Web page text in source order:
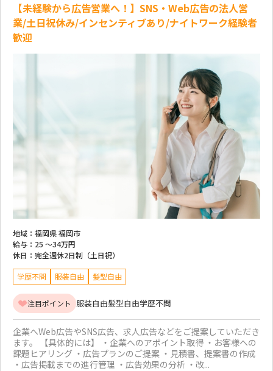
【未経験から広告営業へ！】SNS・Web広告の法人営
業/土日祝休み/インセンティブあり/ナイトワーク経験者
歓迎
地域： 福岡県 福岡市
給与： 25 ～34万円
休日： 完全週休2日制（土日祝）
学歴不問 服装自由 髪型自由
注目ポイント 服装自由髪型自由学歴不問
企業へWeb広告やSNS広告、求人広告などをご提案していただき
ます。 【具体的には】 ・企業へのアポイント取得 ・お客様への
課題ヒアリング ・広告プランのご提案 ・見積書、提案書の作成
・広告掲載までの進行管理 ・広告効果の分析 ・改...